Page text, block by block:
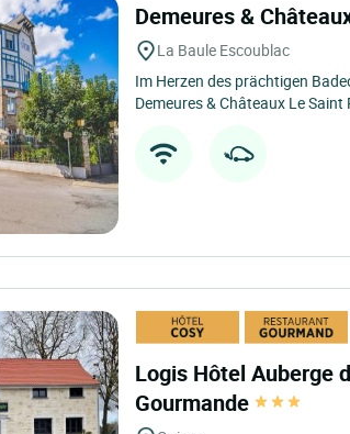
Demeures &
La Baule Escoublac
Im Herzen des prächtigen
Demeures & Châteaux Le
Logis Hôtel Auberge
Gourmande